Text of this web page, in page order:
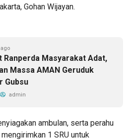
Gohan Wijayan.
Ranperda Masyarakat Adat,
Massa AMAN Geruduk
Gubsu
admin
ambulan, serta perahu
1 SRU untuk